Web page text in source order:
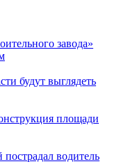
завода»
будут выглядеть
площади
водитель